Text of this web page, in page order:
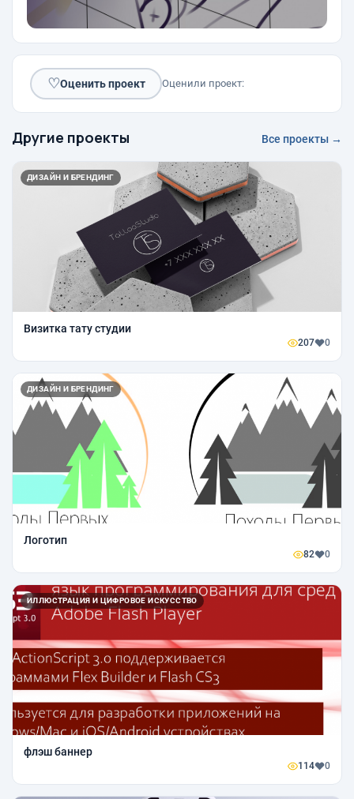
♡Оценить проект Оценили проект:
Другие проекты Все проекты →
ДИЗАЙН И БРЕНДИНГ
Визитка тату студии
207 0
ДИЗАЙН И БРЕНДИНГ
Логотип
82 0
ИЛЛЮСТРАЦИЯ И ЦИФРОВОЕ ИСКУССТВО
флэш баннер
114 0